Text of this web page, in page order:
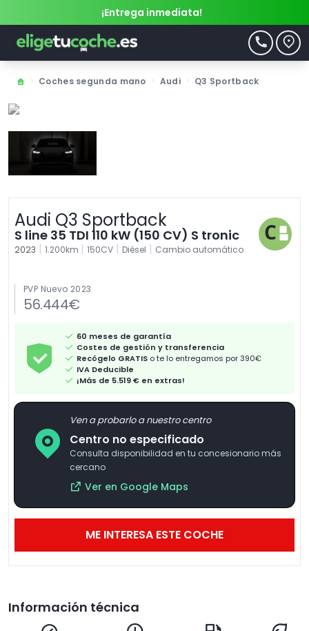
¡Entrega inmediata!
Coches segunda mano Audi Q3 Sportback
Audi Q3 Sportback
S line 35 TDI 110 kW (150 CV) S tronic
2023 | 1.200km | 150CV | Diésel | Cambio automático
PVP Nuevo 2023
56.444€
60 meses de garantía
Costes de gestión y transferencia
Recógelo GRATIS o te lo entregamos por 390€
IVA Deducible
¡Más de 5.519 € en extras!
Ven a probarlo a nuestro centro
Centro no especificado
Consulta disponibilidad en tu concesionario más
cercano
Ver en Google Maps
ME INTERESA ESTE COCHE
Información técnica